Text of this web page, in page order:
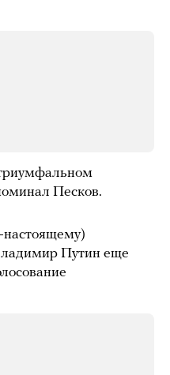
Песков.
настоящему)
Путин еще